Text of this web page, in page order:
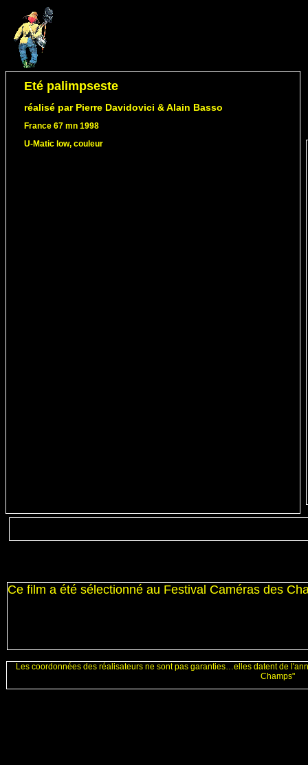
Les coordonnées des réalisateurs ne sont pas garanties…elles datent de
Champs"
Eté palimpseste
réalisé par Pierre Davidovici & Alain Basso
France 67 mn 1998
U-Matic low, couleur
Ce film a été sélectionné au Festival Caméras des